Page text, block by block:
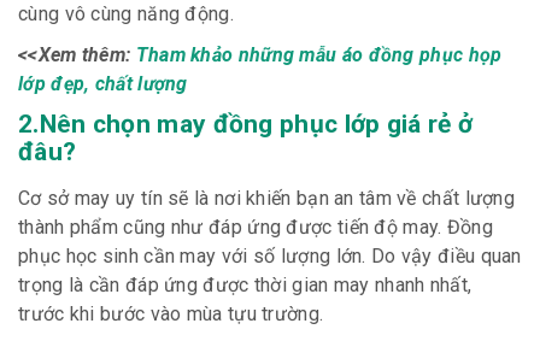
cùng vô cùng năng động.
<<Xem thêm: Tham khảo những mẫu áo đồng phục họp
lớp đẹp, chất lượng
2.Nên chọn may đồng phục lớp giá rẻ ở
đâu?
Cơ sở may uy tín sẽ là nơi khiến bạn an tâm về chất lượng
thành phẩm cũng như đáp ứng được tiến độ may. Đồng
phục học sinh cần may với số lượng lớn. Do vậy điều quan
trọng là cần đáp ứng được thời gian may nhanh nhất,
trước khi bước vào mùa tựu trường.